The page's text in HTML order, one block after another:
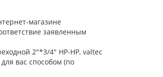
магазине
заявленным
2"*3/4" НР-НР, valtec
вас способом (по